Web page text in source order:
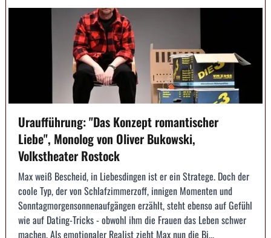
Uraufführung: "Das Konzept romantischer
Liebe", Monolog von Oliver Bukowski,
Volkstheater Rostock
Max weiß Bescheid, in Liebesdingen ist er ein Stratege. Doch der
coole Typ, der von Schlafzimmerzoff, innigen Momenten und
Sonntagmorgensonnenaufgängen erzählt, steht ebenso auf Gefühl
wie auf Dating-Tricks - obwohl ihm die Frauen das Leben schwer
machen. Als emotionaler Realist zieht Max nun die Bi...